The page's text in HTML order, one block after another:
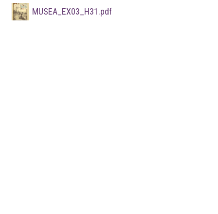
MUSEA_EX03_H31.pdf